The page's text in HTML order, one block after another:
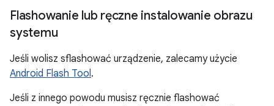
Flashowanie lub ręczne instalowanie obrazu
systemu
Jeśli wolisz sflashować urządzenie, zalecamy użycie
Android Flash Tool.
Jeśli z innego powodu musisz ręcznie flashować